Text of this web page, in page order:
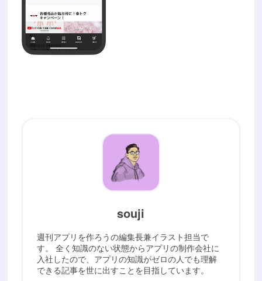
souji
週刊アプリを作ろうの編集長兼イラスト担当で
す。 全く知識のない状態からアプリの制作会社に
入社したので、アプリの知識がゼロの人でも理解
できる記事を世に出すことを目指しています。